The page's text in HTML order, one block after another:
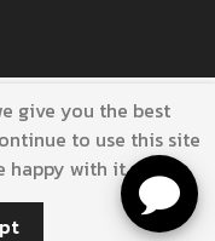
Reserved.
give you the best
to use this site
happy with it.